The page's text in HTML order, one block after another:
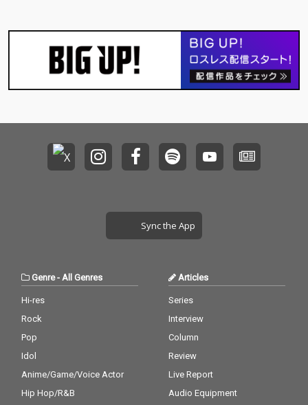
Sync the App
Genre- All Genres
Hi-res
Rock
Pop
Idol
Anime/Game/Voice Actor
Hip Hop/R&B
Articles
Series
Interview
Column
Review
Live Report
Audio Equipment